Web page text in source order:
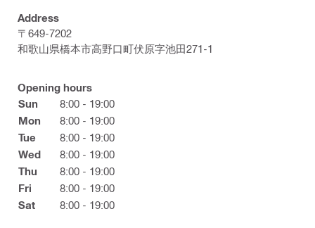
Address
〒649-7202
和歌山県橋本市高野口町伏原字池田271-1
Opening hours
Sun
8:00 - 19:00
Mon
8:00 - 19:00
Tue
8:00 - 19:00
Wed
8:00 - 19:00
Thu
8:00 - 19:00
Fri
8:00 - 19:00
Sat
8:00 - 19:00